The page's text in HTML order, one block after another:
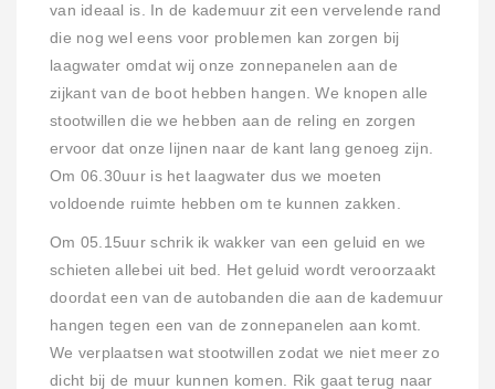
van ideaal is. In de kademuur zit een vervelende rand
die nog wel eens voor problemen kan zorgen bij
laagwater omdat wij onze zonnepanelen aan de
zijkant van de boot hebben hangen. We knopen alle
stootwillen die we hebben aan de reling en zorgen
ervoor dat onze lijnen naar de kant lang genoeg zijn.
Om 06.30uur is het laagwater dus we moeten
voldoende ruimte hebben om te kunnen zakken.
Om 05.15uur schrik ik wakker van een geluid en we
schieten allebei uit bed. Het geluid wordt veroorzaakt
doordat een van de autobanden die aan de kademuur
hangen tegen een van de zonnepanelen aan komt.
We verplaatsen wat stootwillen zodat we niet meer zo
dicht bij de muur kunnen komen. Rik gaat terug naar